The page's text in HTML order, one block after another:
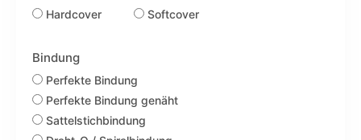
Hardcover Softcover
Bindung
Perfekte Bindung
Perfekte Bindung genäht
Sattelstichbindung